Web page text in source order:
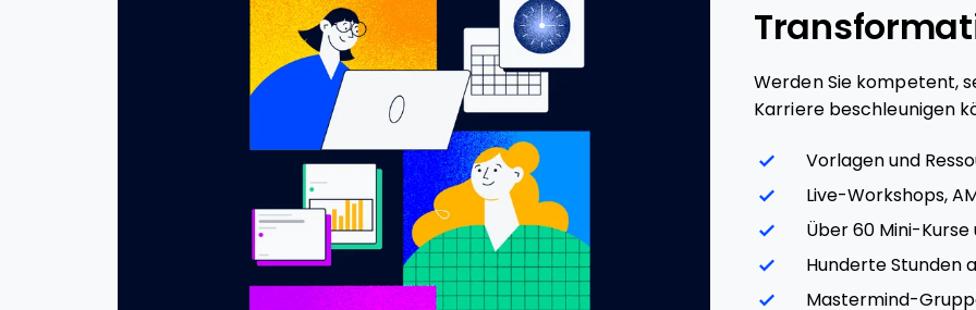
Werden Sie kompetent,
Karriere beschleunigen
Vorlagen und
Live-Workshops,
Über 60 Mini-
Hunderte Stunden
Mastermind-